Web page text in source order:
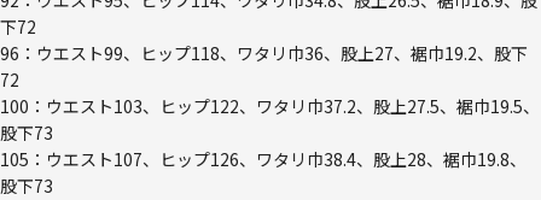
下72
96：ウエスト99、ヒップ118、ワタリ巾36、股上27、裾巾19.2、股下
72
100：ウエスト103、ヒップ122、ワタリ巾37.2、股上27.5、裾巾19.5、
股下73
105：ウエスト107、ヒップ126、ワタリ巾38.4、股上28、裾巾19.8、
股下73